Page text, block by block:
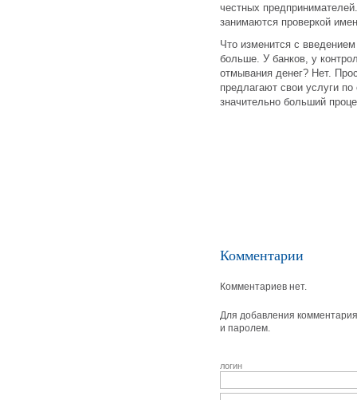
честных
занимаются проверкой
Что изменится с
больше. У банков, у
отмывания денег? Нет.
предлагают свои услуги
значительно больший
Комментарии
Комментариев нет.
Для добавления
и паролем.
логин